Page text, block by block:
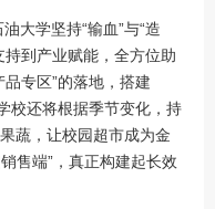
大学坚持“输血”与“造
持到产业赋能，全方位助
专区”的落地，搭建
校还将根据季节变化，持
蔬，让校园超市成为金
售端”，真正构建起长效